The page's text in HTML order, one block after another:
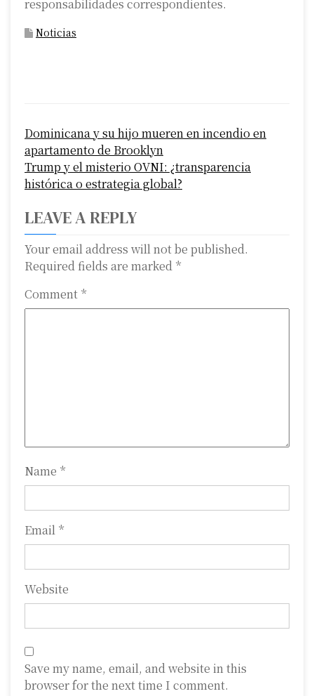
responsabilidades correspondientes.
Noticias
o
s
t
n
a
v
i
n
Dominicana y su hijo mueren en incendio en
apartamento de Brooklyn
Trump y el misterio OVNI: ¿transparencia
histórica o estrategia global?
LEAVE A REPLY
Your email address will not be published.
Required fields are marked *
Comment *
Name *
Email *
Website
Save my name, email, and website in this
browser for the next time I comment.